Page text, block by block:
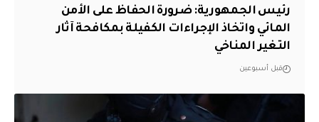
رئيس الجمهورية: ضرورة الحفاظ على الأمن
المائي واتخاذ الإجراءات الكفيلة بمكافحة آثار
التغير المناخي
قبل أسبوعين